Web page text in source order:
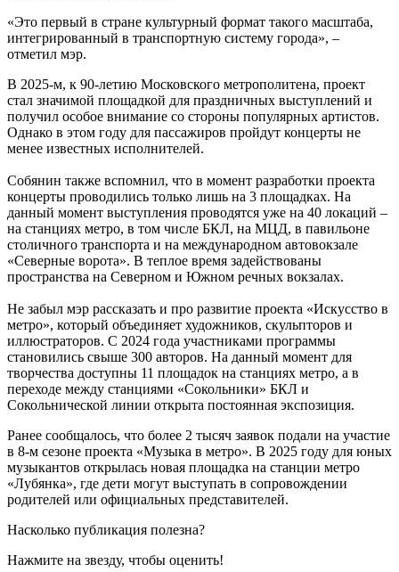
«Это первый в стране культурный формат такого масштаба,
интегрированный в транспортную систему города», –
отметил мэр.
В 2025-м, к 90-летию Московского метрополитена, проект
стал значимой площадкой для праздничных выступлений и
получил особое внимание со стороны популярных артистов.
Однако в этом году для пассажиров пройдут концерты не
менее известных исполнителей.
Собянин также вспомнил, что в момент разработки проекта
концерты проводились только лишь на 3 площадках. На
данный момент выступления проводятся уже на 40 локаций –
на станциях метро, в том числе БКЛ, на МЦД, в павильоне
столичного транспорта и на международном автовокзале
«Северные ворота». В теплое время задействованы
пространства на Северном и Южном речных вокзалах.
Не забыл мэр рассказать и про развитие проекта «Искусство в
метро», который объединяет художников, скульпторов и
иллюстраторов. С 2024 года участниками программы
становились свыше 300 авторов. На данный момент для
творчества доступны 11 площадок на станциях метро, а в
переходе между станциями «Сокольники» БКЛ и
Сокольнической линии открыта постоянная экспозиция.
Ранее сообщалось, что более 2 тысяч заявок подали на участие
в 8-м сезоне проекта «Музыка в метро». В 2025 году для юных
музыкантов открылась новая площадка на станции метро
«Лубянка», где дети могут выступать в сопровождении
родителей или официальных представителей.
Насколько публикация полезна?
Нажмите на звезду, чтобы оценить!